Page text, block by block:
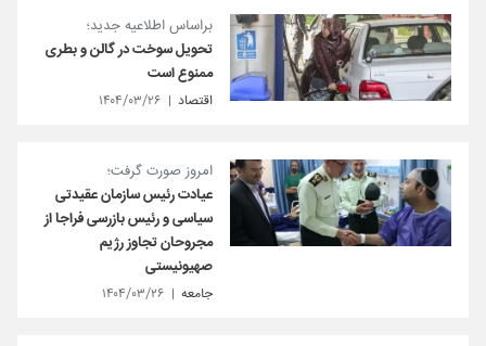
براساس اطلاعیه جدید؛
تحویل سوخت در گالن و بطری
ممنوع است
اقتصاد ۱۴۰۴/۰۳/۲۶
امروز صورت گرفت؛
عیادت رئیس سازمان عقیدتی
سیاسی و رئیس بازرسی فراجا از
مجروحان تجاوز رژیم
صهیونیستی
جامعه ۱۴۰۴/۰۳/۲۶